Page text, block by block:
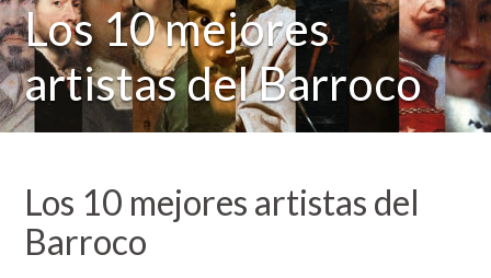
Los 10 mejores
artistas del Barroco
Los 10 mejores artistas del
Barroco